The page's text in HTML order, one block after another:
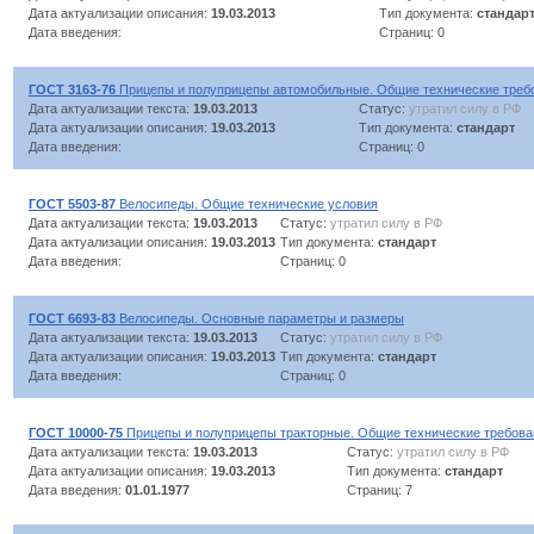
Дата актуализации описания: 19.03.2013 Тип документа: стандарт
Дата введения:
Страниц: 0
ГОСТ 3163-76 Прицепы и полуприцепы автомобильные. Общие технические
Дата актуализации текста: 19.03.2013 Статус: утратил силу в РФ
Дата актуализации описания: 19.03.2013 Тип документа: стандарт
Дата введения:
Страниц: 0
ГОСТ 5503-87 Велосипеды. Общие технические условия
Дата актуализации текста: 19.03.2013 Статус: утратил силу в РФ
Дата актуализации описания: 19.03.2013 Тип документа: стандарт
Дата введения:
Страниц: 0
ГОСТ 6693-83 Велосипеды. Основные параметры и размеры
Дата актуализации текста: 19.03.2013 Статус: утратил силу в РФ
Дата актуализации описания: 19.03.2013 Тип документа: стандарт
Дата введения:
Страниц: 0
ГОСТ 10000-75 Прицепы и полуприцепы тракторные. Общие технические
Дата актуализации текста: 19.03.2013 Статус: утратил силу в РФ
Дата актуализации описания: 19.03.2013 Тип документа: стандарт
Дата введения: 01.01.1977 Страниц: 7